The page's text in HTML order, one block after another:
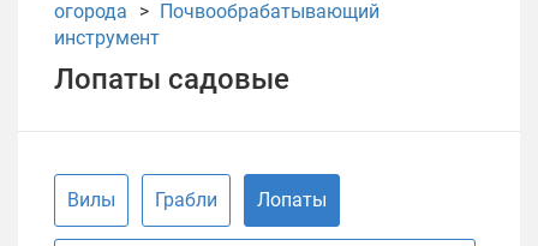
огорода
Почвообрабатывающий
инструмент
Лопаты садовые
Вилы Грабли Лопаты